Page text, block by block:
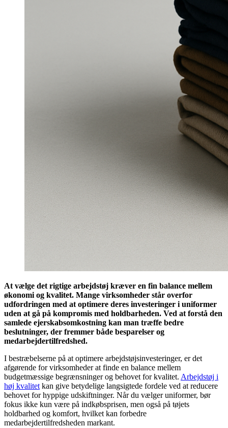
At vælge det rigtige arbejdstøj kræver en fin balance mellem
økonomi og kvalitet. Mange virksomheder står overfor
udfordringen med at optimere deres investeringer i uniformer
uden at gå på kompromis med holdbarheden. Ved at forstå den
samlede ejerskabsomkostning kan man træffe bedre
beslutninger, der fremmer både besparelser og
medarbejdertilfredshed.
I bestræbelserne på at optimere arbejdstøjsinvesteringer, er det
afgørende for virksomheder at finde en balance mellem
budgetmæssige begrænsninger og behovet for kvalitet. Arbejdstøj i
høj kvalitetkan give betydelige langsigtede fordele ved at reducere
behovet for hyppige udskiftninger. Når du vælger uniformer, bør
fokus ikke kun være på indkøbsprisen, men også på tøjets
holdbarhed og komfort, hvilket kan forbedre
medarbejdertilfredsheden markant.